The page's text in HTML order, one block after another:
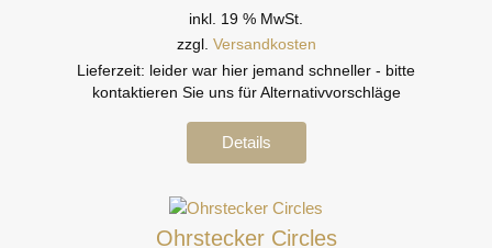
inkl. 19 % MwSt.
zzgl. Versandkosten
Lieferzeit: leider war hier jemand schneller - bitte
kontaktieren Sie uns für Alternativvorschläge
Details
Ohrstecker Circles